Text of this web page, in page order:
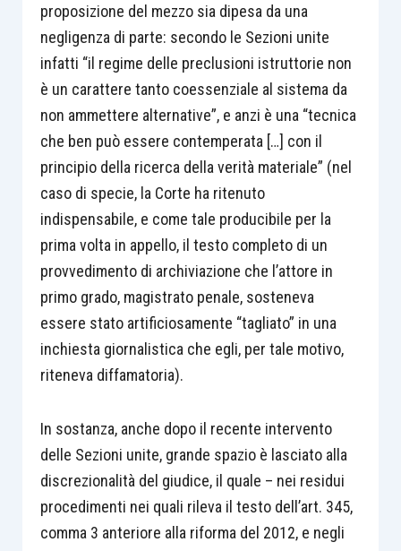
proposizione del mezzo sia dipesa da una
negligenza di parte: secondo le Sezioni unite
infatti “il regime delle preclusioni istruttorie non
è un carattere tanto coessenziale al sistema da
non ammettere alternative”, e anzi è una “tecnica
che ben può essere contemperata […] con il
principio della ricerca della verità materiale” (nel
caso di specie, la Corte ha ritenuto
indispensabile, e come tale producibile per la
prima volta in appello, il testo completo di un
provvedimento di archiviazione che l’attore in
primo grado, magistrato penale, sosteneva
essere stato artificiosamente “tagliato” in una
inchiesta giornalistica che egli, per tale motivo,
riteneva diffamatoria).
In sostanza, anche dopo il recente intervento
delle Sezioni unite, grande spazio è lasciato alla
discrezionalità del giudice, il quale – nei residui
procedimenti nei quali rileva il testo dell’art. 345,
comma 3 anteriore alla riforma del 2012, e negli